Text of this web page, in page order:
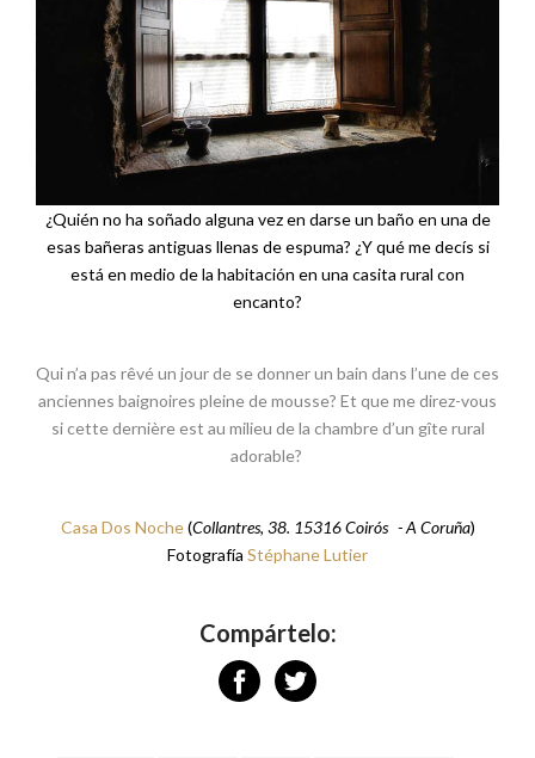
¿Quién no ha soñado alguna vez en darse un baño en una de
esas bañeras antiguas llenas de espuma? ¿Y qué me decís si
está en medio de la habitación en una casita rural con
encanto?
Qui n’a pas rêvé un jour de se donner un bain dans l’une de ces
anciennes baignoires pleine de mousse? Et que me direz-vous
si cette dernière est au milieu de la chambre d’un gîte rural
adorable?
Casa Dos Noche(Collantres, 38. 15316 Coirós - A Coruña)
Fotografía Stéphane Lutier
Compártelo: